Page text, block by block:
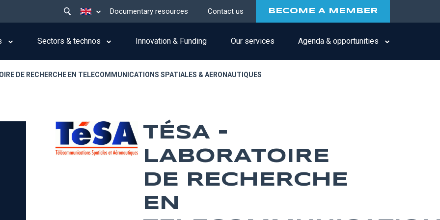
List additional actions
menu
top
Documentary resources Contact us BECOME A MEMBER
Sectors & technos Innovation & Funding Our services Agenda & opportunities
DE RECHERCHE EN TELECOMMUNICATIONS SPATIALES & AERONAUTIQUES
TÉSA -
LABORATOIRE
DE RECHERCHE
EN